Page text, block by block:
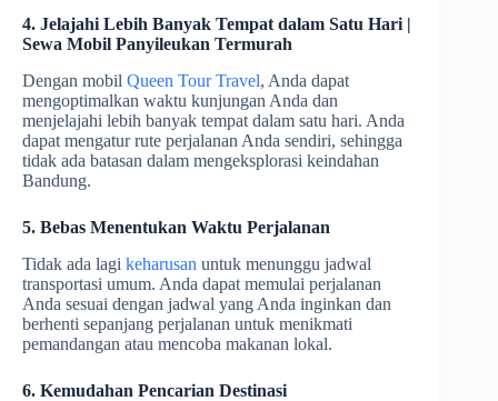
4. Jelajahi Lebih Banyak Tempat dalam Satu Hari |
Sewa Mobil Panyileukan Termurah
Dengan mobil Queen Tour Travel, Anda dapat
mengoptimalkan waktu kunjungan Anda dan
menjelajahi lebih banyak tempat dalam satu hari. Anda
dapat mengatur rute perjalanan Anda sendiri, sehingga
tidak ada batasan dalam mengeksplorasi keindahan
Bandung.
5. Bebas Menentukan Waktu Perjalanan
Tidak ada lagi keharusan untuk menunggu jadwal
transportasi umum. Anda dapat memulai perjalanan
Anda sesuai dengan jadwal yang Anda inginkan dan
berhenti sepanjang perjalanan untuk menikmati
pemandangan atau mencoba makanan lokal.
6. Kemudahan Pencarian Destinasi